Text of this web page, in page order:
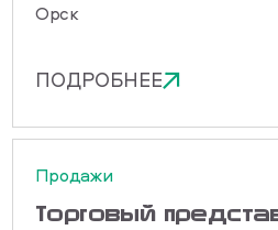
Орск
ПОДРОБНЕЕ
Продажи
Торговый